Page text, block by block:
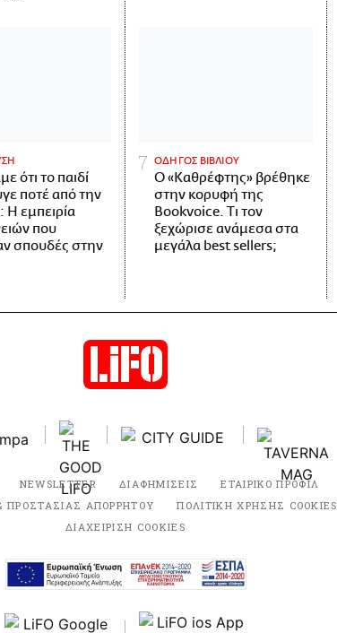
ότι το παιδί
ποτέ από την
Η εμπειρία
που
σπουδές στην
ΟΔΗΓΟΣ ΒΙΒΛΙΟΥ
Ο «Καθρέφτης» βρέθηκε
στην κορυφή της
Bookvoice. Τι τον
ξεχώρισε ανάμεσα στα
μεγάλα best sellers;
NEWSLETTER ΔΙΑΦΗΜΙΣΕΙΣ ΕΤΑΙΡΙΚΟ ΠΡΟΦΙΛ
ΠΡΟΣΤΑΣΙΑΣ ΑΠΟΡΡΗΤΟΥ
ΠΟΛΙΤΙΚΗ ΧΡΗΣΗΣ COOKIES
ΔΙΑΧΕΙΡΙΣΗ COOKIES